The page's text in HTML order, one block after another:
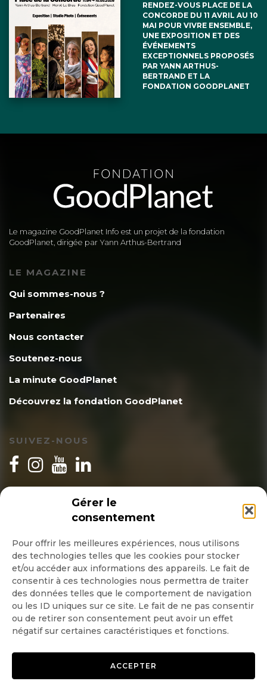
Gérer le
consentement
Pour offrir les meilleures expériences, nous utilisons
des technologies telles que les cookies pour stocker
et/ou accéder aux informations des appareils. Le fait de
consentir à ces technologies nous permettra de traiter
des données telles que le comportement de navigation
ou les ID uniques sur ce site. Le fait de ne pas consentir
ou de retirer son consentement peut avoir un effet
négatif sur certaines caractéristiques et fonctions.
ACCEPTER
RENDEZ-VOUS PLACE DE LA
CONCORDE DU 11 AVRIL AU 10
MAI POUR VIVRE ENSEMBLE,
UNE EXPOSITION ET DES
ÉVÉNEMENTS
EXCEPTIONNELS PROPOSÉS
PAR YANN ARTHUS-
BERTRAND ET LA
FONDATION GOODPLANET
Le magazine GoodPlanet Info est un projet de la fondation
GoodPlanet, dirigée par Yann Arthus-Bertrand
LE MAGAZINE
Qui sommes-nous ?
Partenaires
Nous contacter
Soutenez-nous
La minute GoodPlanet
Découvrez la fondation GoodPlanet
SUIVEZ-NOUS
INSCRIPTION NEWSLETTER
Quotidienne
Hebdo
OK